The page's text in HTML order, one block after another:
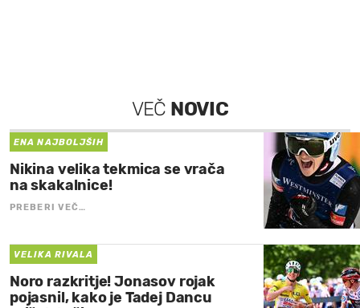
VEČ NOVIC
ENA NAJBOLJŠIH
Nikina velika tekmica se vrača
na skakalnice!
PREBERI VEČ…
VELIKA RIVALA
Noro razkritje! Jonasov rojak
pojasnil, kako je Tadej Dancu